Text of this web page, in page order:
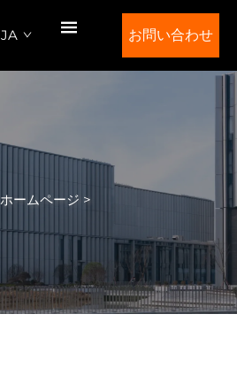
JA お問い合わせ
ホームページ >